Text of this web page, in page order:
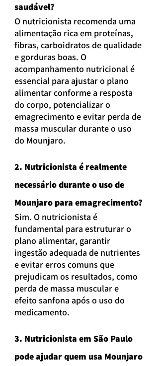
saudável?
O nutricionista recomenda uma
alimentação rica em proteínas,
fibras, carboidratos de qualidade
e gorduras boas. O
acompanhamento nutricional é
essencial para ajustar o plano
alimentar conforme a resposta
do corpo, potencializar o
emagrecimento e evitar perda de
massa muscular durante o uso
do Mounjaro.
2. Nutricionista é realmente
necessário durante o uso de
Mounjaro para emagrecimento?
Sim. O nutricionista é
fundamental para estruturar o
plano alimentar, garantir
ingestão adequada de nutrientes
e evitar erros comuns que
prejudicam os resultados, como
perda de massa muscular e
efeito sanfona após o uso do
medicamento.
3. Nutricionista em São Paulo
pode ajudar quem usa Mounjaro